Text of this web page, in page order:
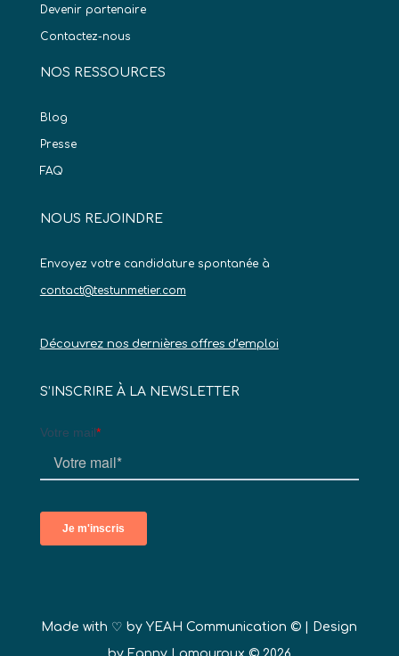
Devenir partenaire
Contactez-nous
NOS RESSOURCES
Blog
Presse
FAQ
NOUS REJOINDRE
Envoyez votre candidature spontanée à
contact@testunmetier.com
Découvrez nos dernières offres d’emploi
S’INSCRIRE À LA NEWSLETTER
Made with ♡ byYEAH Communication © | Design